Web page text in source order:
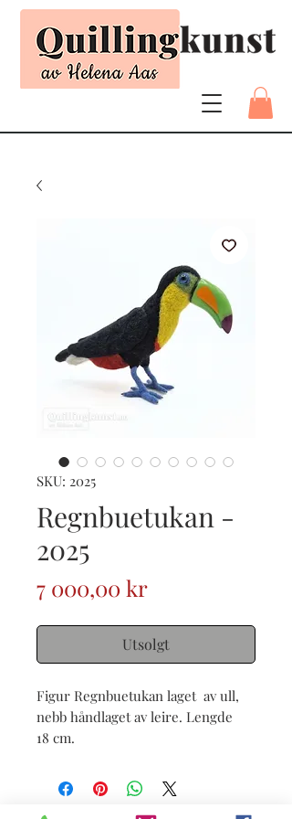
SKU: 2025
Regnbuetukan -
2025
7 000,00 krPris
Utsolgt
Figur Regnbuetukan laget av ull,
nebb håndlaget av leire. Lengde
18 cm.